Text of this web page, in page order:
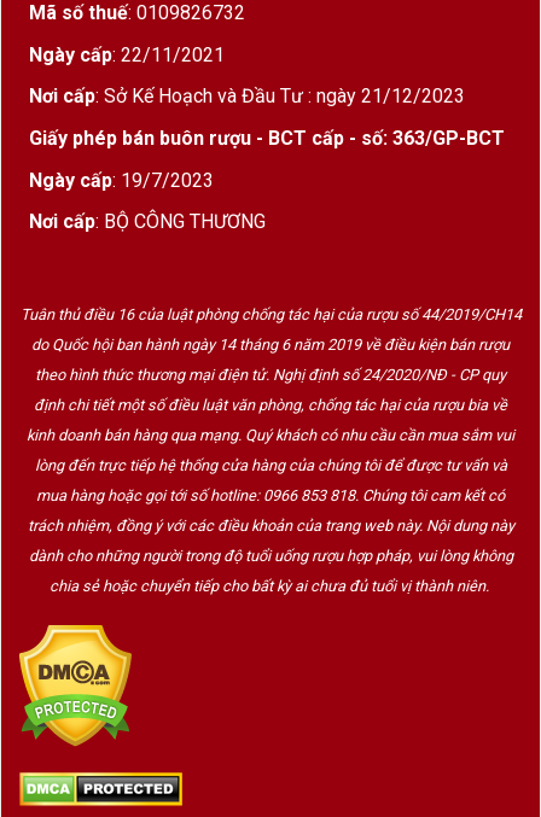
Một số nơi tại Siciliacũng trồng Malvasia Nera với chất
Không giống như các giống nho phổ biến khác, Malvasia
Nera được đánh giá cao bởi
độ thơmđộc đáo, chất tannin
mượt mà và khả năng tạo nên những chai rượu vang tròn vị,
có chiều sâu.
Nồng Nàn Và Quyến Rũ
Malvasia Nera tạo ra những chai rượu vang đỏ cómàu sắc
đậm sâu ,mùi thơm phức hợp và vị đậm đà khó quên .
Những chai vang được làm từ 100% Malvasia Nera hoặc
phối trộn khéo léo thường có:
Mùi hương:
Hươngmâm xôi chín,quả anh đào đen, mận khô
Gợi ýhoa tím,hoa hồng khô,gia vị ngọtnhư quế, nhục đậu
Một chútkhói nhẹ
Hương vị:
Vị vang tròn, đậm, tannin trung bình đến dày nhưng
dễ chịu
Mã số thuế: 0109826732
Ngày cấp: 22/11/2021
Nơi cấp: Sở Kế Hoạch và Đầu Tư : ngày 21/12/2023
Giấy phép bán buôn rượu - BCT cấp - số: 363/GP-BCT
Ngày cấp: 19/7/2023
Nơi cấp: BỘ CÔNG THƯƠNG
Tuân thủ điều 16 của luật phòng chống tác hại của rượu số 44/2019/CH14
do Quốc hội ban hành ngày 14 tháng 6 năm 2019 về điều kiện bán rượu
theo hình thức thương mại điện tử. Nghị định số 24/2020/NĐ - CP quy
định chi tiết một số điều luật văn phòng, chống tác hại của rượu bia về
kinh doanh bán hàng qua mạng. Quý khách có nhu cầu cần mua sắm vui
lòng đến trực tiếp hệ thống cửa hàng của chúng tôi để được tư vấn và
mua hàng hoặc gọi tới số hotline: 0966 853 818. Chúng tôi cam kết có
trách nhiệm, đồng ý với các điều khoản của trang web này. Nội dung này
dành cho những người trong độ tuổi uống rượu hợp pháp, vui lòng không
chia sẻ hoặc chuyển tiếp cho bất kỳ ai chưa đủ tuổi vị thành niên.